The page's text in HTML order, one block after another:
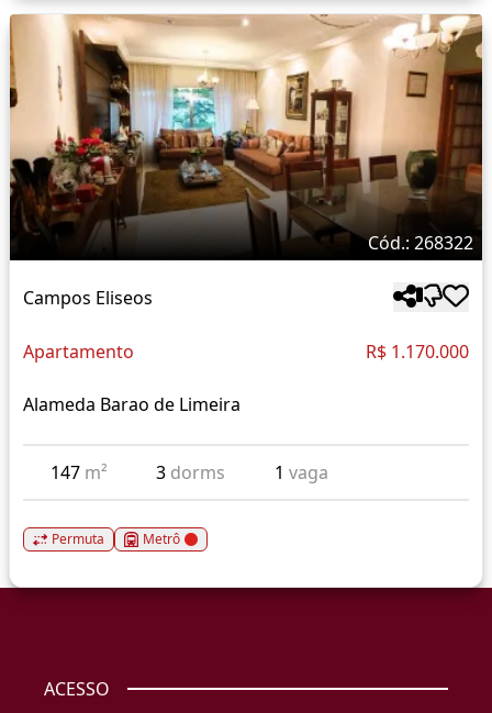
Cód.: 268322
Campos Eliseos
Apartamento R$ 1.170.000
Alameda Barao de Limeira
147 m² 3 dorms 1vaga
Permuta Metrô
ACESSO